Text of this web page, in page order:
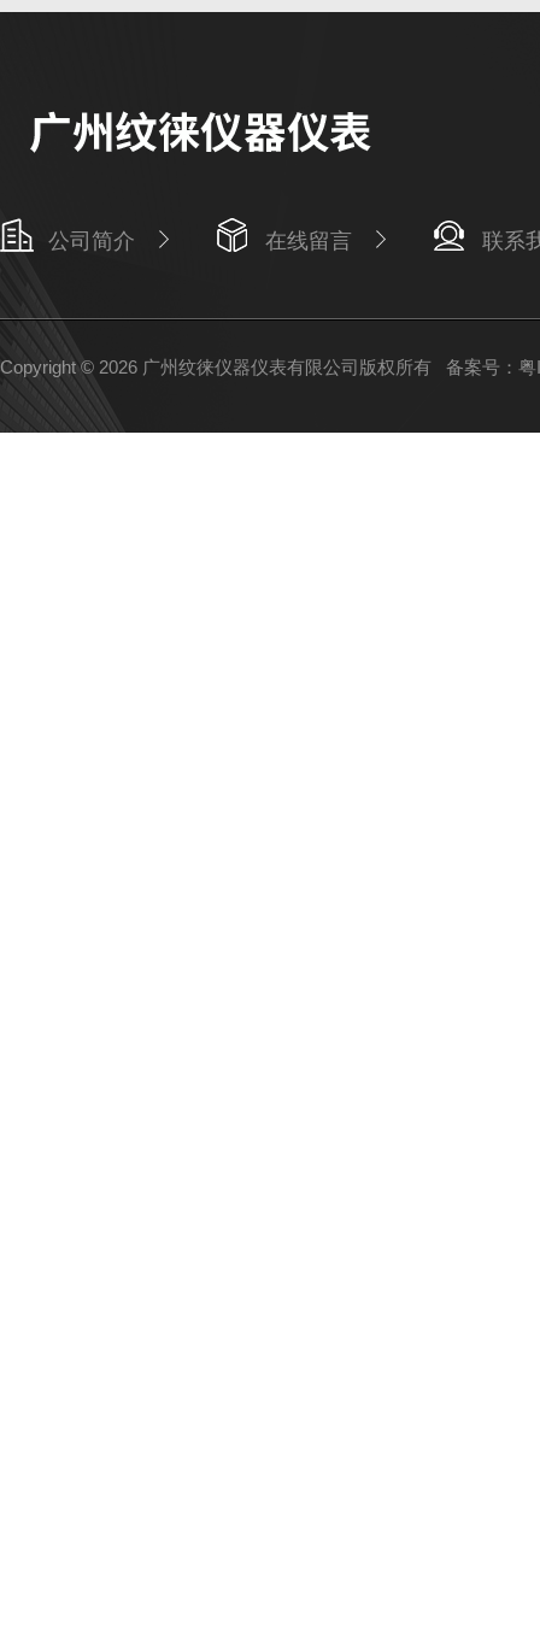
公司简介 在线留言 联系
Copyright © 2026 广州纹徕仪器仪表有限公司版权所有 备案号：